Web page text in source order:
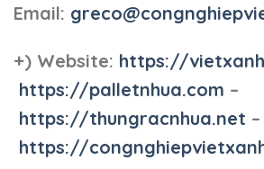
Email:
+) Website: https://
https://palletnhua.com –
https://thungracnhua.net –
https://